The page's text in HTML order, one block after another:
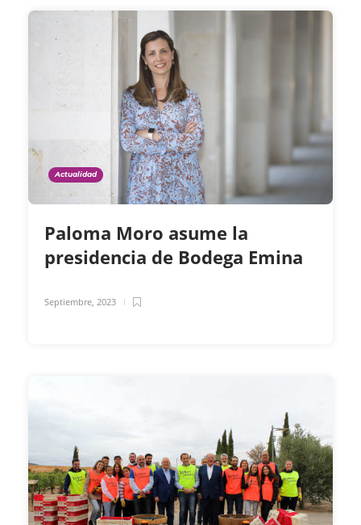
Actualidad
Paloma Moro asume la
presidencia de Bodega Emina
Septiembre, 2023